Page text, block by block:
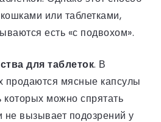
или таблетками,
есть «с подвохом».
для таблеток. В
продаются мясные капсулы
которых можно спрятать
не вызывает подозрений у